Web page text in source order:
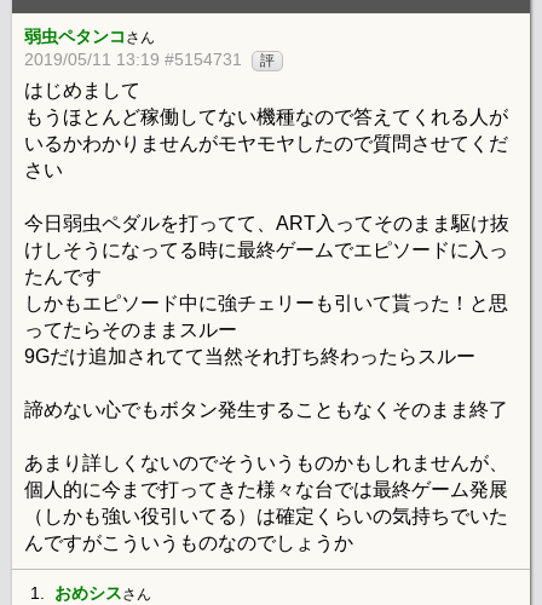
弱虫ペタンコ さん
2019/05/11 13:19 #5154731 評
はじめまして
もうほとんど稼働してない機種なので答えてくれる人が
いるかわかりませんがモヤモヤしたので質問させてくだ
さい
今日弱虫ペダルを打ってて、ART入ってそのまま駆け抜
けしそうになってる時に最終ゲームでエピソードに入っ
たんです
しかもエピソード中に強チェリーも引いて貰った！と思
ってたらそのままスルー
9Gだけ追加されてて当然それ打ち終わったらスルー
諦めない心でもボタン発生することもなくそのまま終了
あまり詳しくないのでそういうものかもしれませんが、
個人的に今まで打ってきた様々な台では最終ゲーム発展
（しかも強い役引いてる）は確定くらいの気持ちでいた
んですがこういうものなのでしょうか
1. おめシスさん